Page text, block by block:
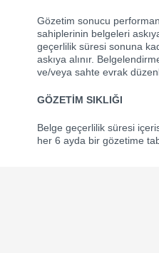
Gözetim sonucu
sahiplerinin belgeleri
geçerlilik süresi sonuna
askıya alınır.
ve/veya sahte evrak
GÖZETİM SIKLIĞI
Belge geçerlilik süresi
her 6 ayda bir gözetime